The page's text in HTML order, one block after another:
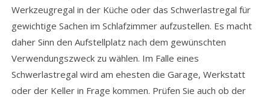
Werkzeugregal in der Küche oder das Schwerlastregal für
gewichtige Sachen im Schlafzimmer aufzustellen. Es macht
daher Sinn den Aufstellplatz nach dem gewünschten
Verwendungszweck zu wählen. Im Falle eines
Schwerlastregal wird am ehesten die Garage, Werkstatt
oder der Keller in Frage kommen. Prüfen Sie auch ob der